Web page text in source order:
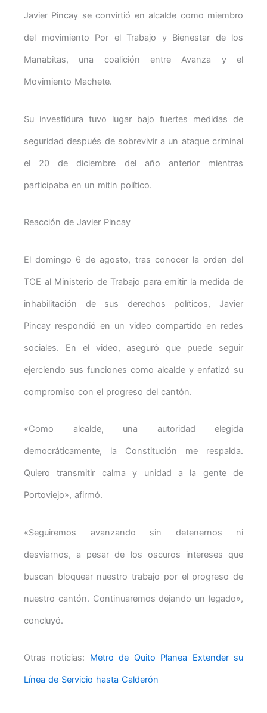
Javier Pincay se convirtió en alcalde como miembro
del movimiento Por el Trabajo y Bienestar de los
Manabitas, una coalición entre Avanza y el
Movimiento Machete.
Su investidura tuvo lugar bajo fuertes medidas de
seguridad después de sobrevivir a un ataque criminal
el 20 de diciembre del año anterior mientras
participaba en un mitin político.
Reacción de Javier Pincay
El domingo 6 de agosto, tras conocer la orden del
TCE al Ministerio de Trabajo para emitir la medida de
inhabilitación de sus derechos políticos, Javier
Pincay respondió en un video compartido en redes
sociales. En el video, aseguró que puede seguir
ejerciendo sus funciones como alcalde y enfatizó su
compromiso con el progreso del cantón.
«Como alcalde, una autoridad elegida
democráticamente, la Constitución me respalda.
Quiero transmitir calma y unidad a la gente de
Portoviejo», afirmó.
«Seguiremos avanzando sin detenernos ni
desviarnos, a pesar de los oscuros intereses que
buscan bloquear nuestro trabajo por el progreso de
nuestro cantón. Continuaremos dejando un legado»,
concluyó.
Otras noticias: Metro de Quito Planea Extender su
Línea de Servicio hasta Calderón